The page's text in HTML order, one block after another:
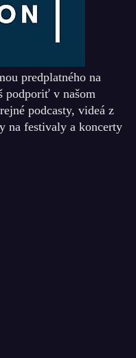
predplatného na
podporiť v našom
podcasty, videá z
na festivaly a koncerty